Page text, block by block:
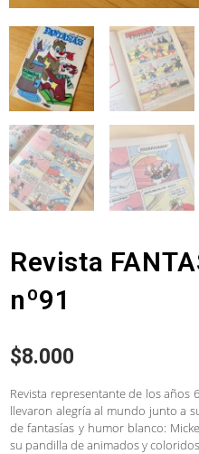
Revista
nº91
$8.000
Revista representante de los años
llevaron alegría al mundo junto a
de fantasías y humor blanco:
su pandilla de animados y